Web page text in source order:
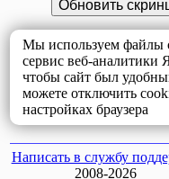
Мы используем файлы
сервис веб-аналитики
чтобы сайт был
можете отключить
настройках браузера
Написать в службу
2008-2026